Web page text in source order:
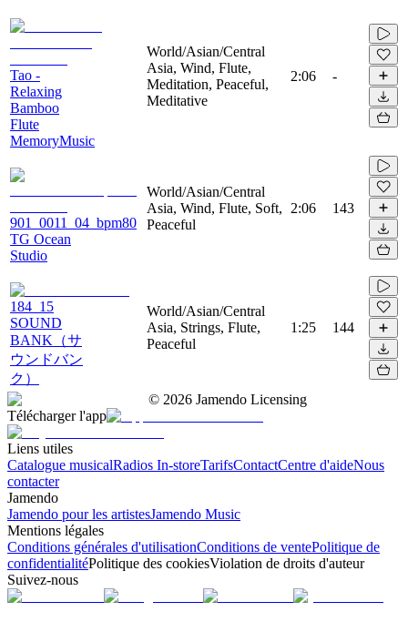
Tao -
Relaxing
Bamboo
Flute
MemoryMusic
World/Asian/Central
Asia, Wind, Flute,
Meditation, Peaceful,
Meditative
2:06 -
901_0011_04_bpm80
TG Ocean
Studio
World/Asian/Central
Asia, Wind, Flute, Soft,
Peaceful
2:06 143
184_15
SOUND
BANK（サ
ウンドバン
ク）
World/Asian/Central
Asia, Strings, Flute,
Peaceful
1:25 144
© 2026 Jamendo Licensing
Télécharger l'app
Liens utiles
Catalogue musicalRadios In-storeTarifsContactCentre d'aideNous
contacter
Jamendo
Jamendo pour les artistesJamendo Music
Mentions légales
Conditions générales d'utilisationConditions de ventePolitique de
confidentialitéPolitique des cookiesViolation de droits d'auteur
Suivez-nous